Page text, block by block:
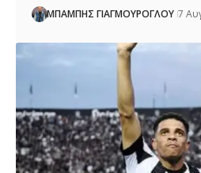
ΜΠΑΜΠΗΣ ΓΙΑΓΜΟΥΡΟΓΛΟΥ 7